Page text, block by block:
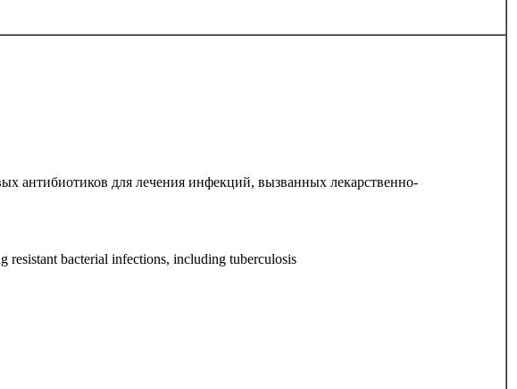
антибиотиков для лечения инфекций, вызванных лекарственно-
resistant bacterial infections, including tuberculosis